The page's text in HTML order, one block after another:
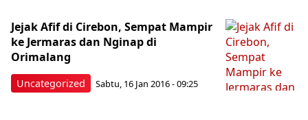
Uncategorized
Jejak Afif di Cirebon, Sempat Mampir
ke Jermaras dan Nginap di
Orimalang
Sabtu, 16 Jan 2016 - 09:25